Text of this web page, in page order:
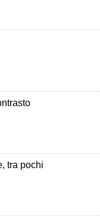
tra pochi